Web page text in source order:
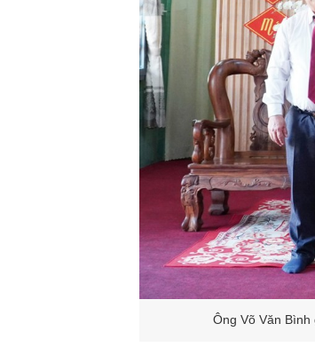
Ông Võ Văn